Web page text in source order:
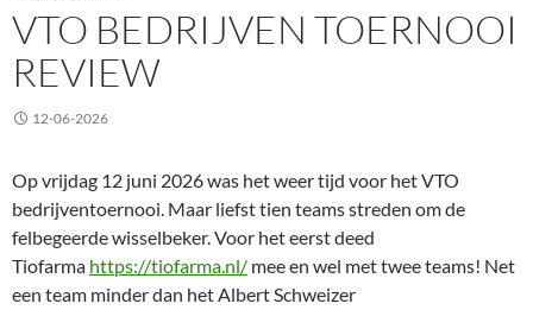
VTO BEDRIJVEN TOERNOOI
REVIEW
12-06-2026
Op vrijdag 12 juni 2026 was het weer tijd voor het VTO
bedrijventoernooi. Maar liefst tien teams streden om de
felbegeerde wisselbeker. Voor het eerst deed
Tiofarma https://tiofarma.nl/ mee en wel met twee teams! Net
een team minder dan het Albert Schweizer